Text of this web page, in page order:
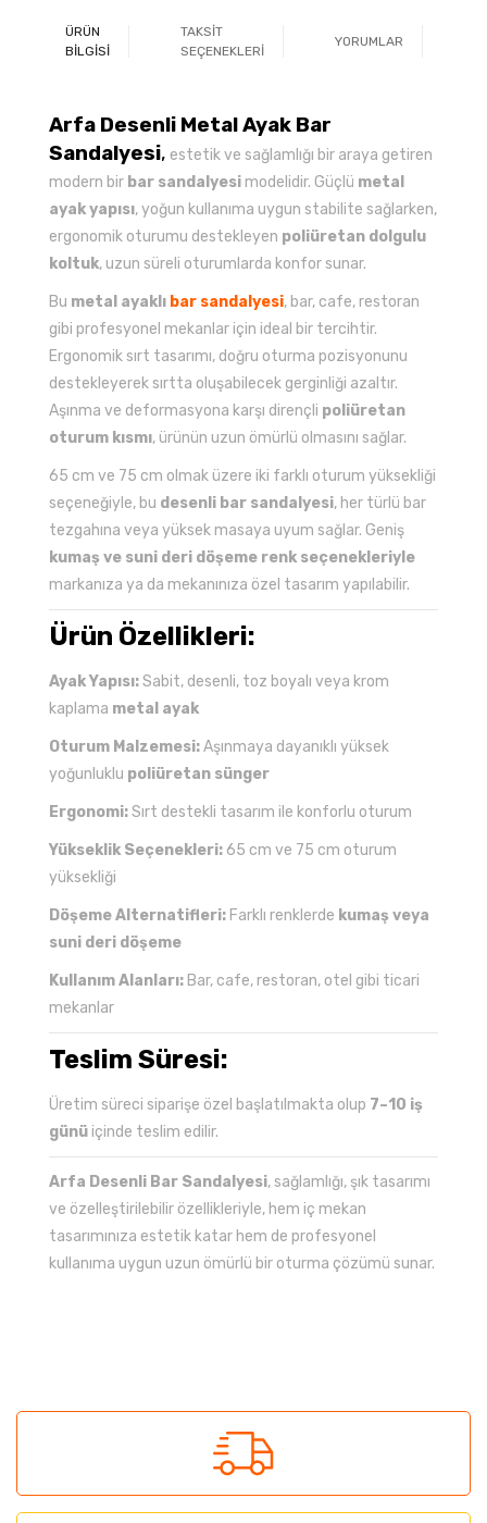
ÜRÜN
BİLGİSİ
TAKSİT
SEÇENEKLERİ
YORUMLAR
Arfa Desenli Metal Ayak Bar
Sandalyesi, estetik ve sağlamlığı bir araya getiren
modern bir bar sandalyesi modelidir. Güçlü metal
ayak yapısı, yoğun kullanıma uygun stabilite sağlarken,
ergonomik oturumu destekleyen poliüretan dolgulu
koltuk, uzun süreli oturumlarda konfor sunar.
Bu metal ayaklı bar sandalyesi, bar, cafe, restoran
gibi profesyonel mekanlar için ideal bir tercihtir.
Ergonomik sırt tasarımı, doğru oturma pozisyonunu
destekleyerek sırtta oluşabilecek gerginliği azaltır.
Aşınma ve deformasyona karşı dirençli poliüretan
oturum kısmı, ürünün uzun ömürlü olmasını sağlar.
65 cm ve 75 cm olmak üzere iki farklı oturum yüksekliği
seçeneğiyle, bu desenli bar sandalyesi, her türlü bar
tezgahına veya yüksek masaya uyum sağlar. Geniş
kumaş ve suni deri döşeme renk seçenekleriyle
markanıza ya da mekanınıza özel tasarım yapılabilir.
Ürün Özellikleri:
Ayak Yapısı:Sabit, desenli, toz boyalı veya krom
kaplama metal ayak
Oturum Malzemesi:Aşınmaya dayanıklı yüksek
yoğunluklu poliüretan sünger
Ergonomi:Sırt destekli tasarım ile konforlu oturum
Yükseklik Seçenekleri: 65 cm ve 75 cm oturum
yüksekliği
Döşeme Alternatifleri: Farklı renklerde kumaş veya
suni deri döşeme
Kullanım Alanları: Bar, cafe, restoran, otel gibi ticari
mekanlar
Teslim Süresi:
Üretim süreci siparişe özel başlatılmakta olup 7–10 iş
günü içinde teslim edilir.
Arfa Desenli Bar Sandalyesi, sağlamlığı, şık tasarımı
ve özelleştirilebilir özellikleriyle, hem iç mekan
tasarımınıza estetik katar hem de profesyonel
kullanıma uygun uzun ömürlü bir oturma çözümü sunar.
Yorum Yaz
Görüş ve önerileriniz için teşekkür ederiz.
Ürün resmi kalitesiz, bozuk veya görüntülenemiyor.